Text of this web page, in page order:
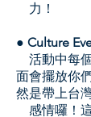
力！
● Culture
活動中每
面會擺放你
然是帶上台
感情囉！